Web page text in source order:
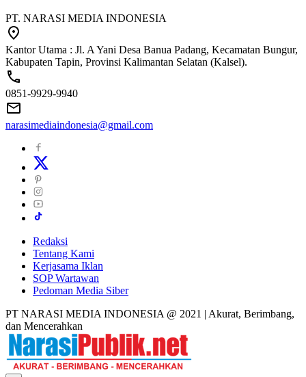
PT. NARASI MEDIA INDONESIA
Kantor Utama : Jl. A Yani Desa Banua Padang, Kecamatan Bungur,
Kabupaten Tapin, Provinsi Kalimantan Selatan (Kalsel).
0851-9929-9940
narasimediaindonesia@gmail.com
Redaksi
Tentang Kami
Kerjasama Iklan
SOP Wartawan
Pedoman Media Siber
PT NARASI MEDIA INDONESIA @ 2021 | Akurat, Berimbang,
dan Mencerahkan